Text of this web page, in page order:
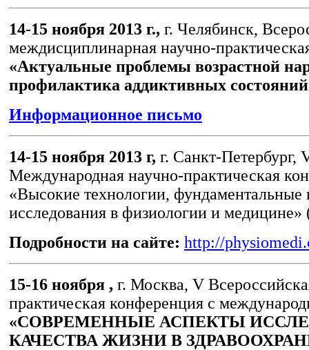
14-15 ноября 2013 г., г. Челябинск,
междисциплинарная научно-
«Актуальные проблемы возрастной
профилактика аддиктивных
Информационное письмо
14-15 ноября 2013 г, г. Санкт-Петербург,
Международная научно-практическая
«Высокие технологии, фундаментальные
исследования в физиологии и
Подробности на сайте: http://
15-16 ноября , г. Москва, V
практическая конференция с
«СОВРЕМЕННЫЕ АСПЕКТЫ
КАЧЕСТВА ЖИЗНИ В